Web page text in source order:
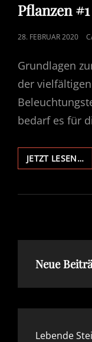
Pflanzen #1
POSTED
28. FEBRUAR 2020
Grundlagen
der
bedarf es für
JETZT LESEN…
Neue
Lebende